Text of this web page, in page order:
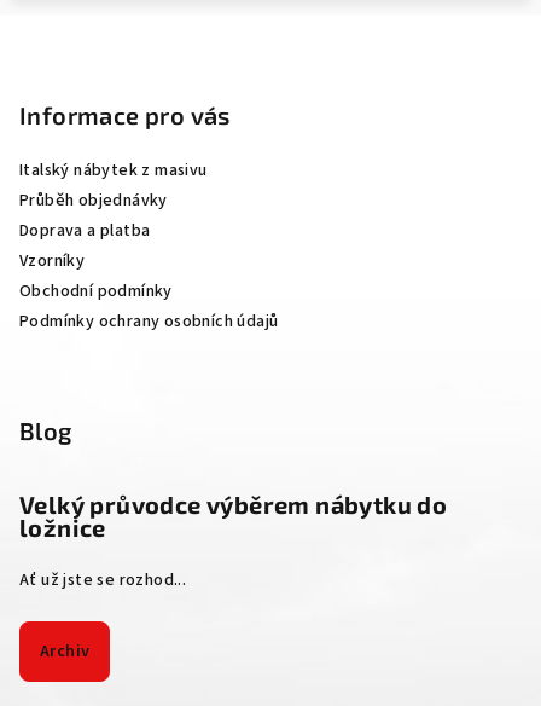
Informace pro vás
Italský nábytek z masivu
Průběh objednávky
Doprava a platba
Vzorníky
Obchodní podmínky
Podmínky ochrany osobních údajů
Blog
Velký průvodce výběrem nábytku do
ložnice
Ať už jste se rozhod...
Archiv